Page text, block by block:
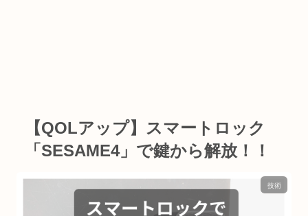
【QOLアップ】スマートロック
「SESAME4」で鍵から解放！！
技術